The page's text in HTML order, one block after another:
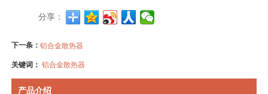
分享：
下一条：铝合金散热器
关键词：铝合金散热器
产品介绍